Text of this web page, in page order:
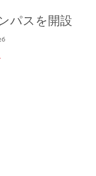
パスを開設